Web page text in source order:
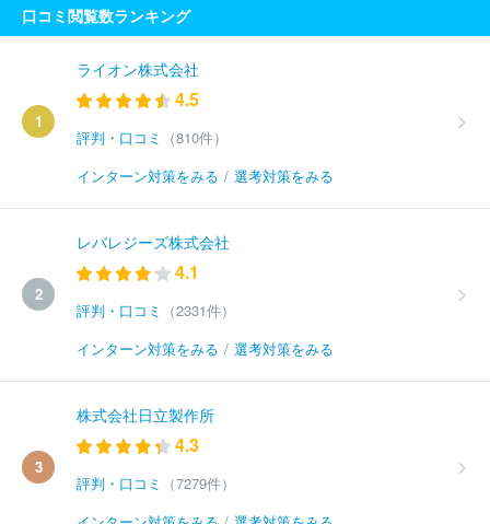
口コミ閲覧数ランキング
1
ライオン株式会社
4.5
評判・口コミ
（810件）
インターン対策をみる / 選考対策をみる
2
レバレジーズ株式会社
4.1
評判・口コミ
（2331件）
インターン対策をみる / 選考対策をみる
3
株式会社日立製作所
4.3
評判・口コミ
（7279件）